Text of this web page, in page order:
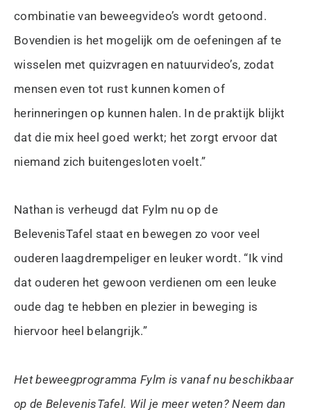
combinatie van beweegvideo’s wordt getoond.
Bovendien is het mogelijk om de oefeningen af te
wisselen met quizvragen en natuurvideo’s, zodat
mensen even tot rust kunnen komen of
herinneringen op kunnen halen. In de praktijk blijkt
dat die mix heel goed werkt; het zorgt ervoor dat
niemand zich buitengesloten voelt.”
Nathan is verheugd dat Fylm nu op de
BelevenisTafel staat en bewegen zo voor veel
ouderen laagdrempeliger en leuker wordt. “Ik vind
dat ouderen het gewoon verdienen om een leuke
oude dag te hebben en plezier in beweging is
hiervoor heel belangrijk.”
Het beweegprogramma Fylm is vanaf nu beschikbaar
op de BelevenisTafel. Wil je meer weten? Neem dan